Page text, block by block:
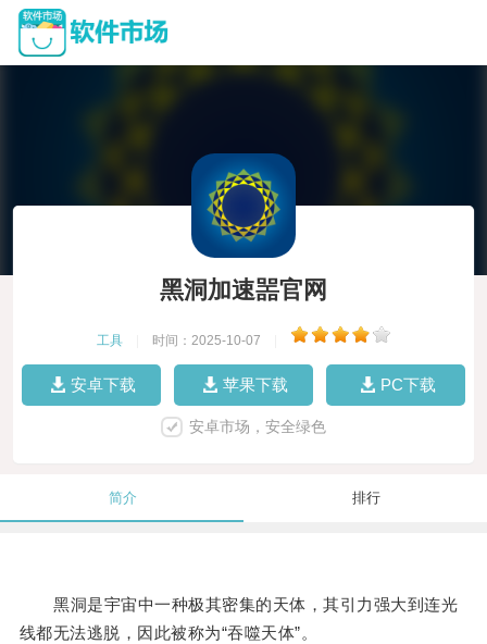
黑洞加速噐官网
工具 时间：2025-10-07
安卓下载 苹果下载 PC下载
安卓市场，安全绿色
简介 排行
黑洞是宇宙中一种极其密集的天体，其引力强大到连光
线都无法逃脱，因此被称为“吞噬天体”。